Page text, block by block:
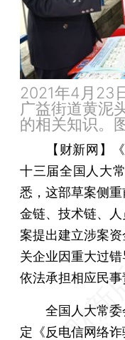
2021年4月23
广益街道黄泥
的相关知识。
【财新网】
十三届全国人大
悉，这部草案侧
金链、技术链、
案提出建立涉案
关企业因重大过
依法承担相应民事
全国人大常委
定《反电信网络